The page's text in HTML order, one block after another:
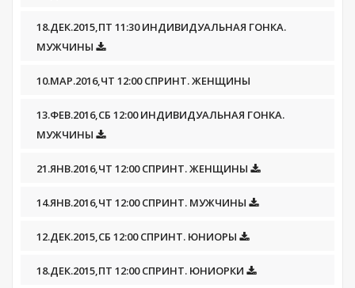
18.ДЕК.2015,ПТ 11:30 ИНДИВИДУАЛЬНАЯ ГОНКА.
МУЖЧИНЫ
10.МАР.2016,ЧТ 12:00 СПРИНТ. ЖЕНЩИНЫ
13.ФЕВ.2016,СБ 12:00 ИНДИВИДУАЛЬНАЯ ГОНКА.
МУЖЧИНЫ
21.ЯНВ.2016,ЧТ 12:00 СПРИНТ. ЖЕНЩИНЫ
14.ЯНВ.2016,ЧТ 12:00 СПРИНТ. МУЖЧИНЫ
12.ДЕК.2015,СБ 12:00 СПРИНТ. ЮНИОРЫ
18.ДЕК.2015,ПТ 12:00 СПРИНТ. ЮНИОРКИ